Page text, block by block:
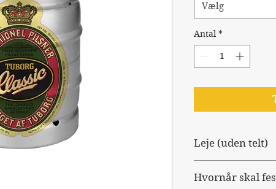
Vælg
Antal *
Leje (uden telt)
selvom du ikke
Hvornår skal